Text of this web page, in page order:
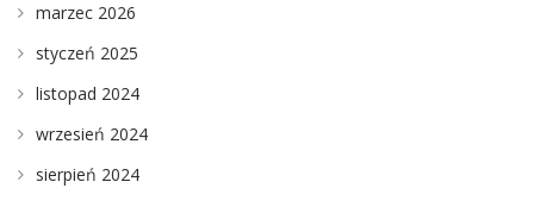
marzec 2026
styczeń 2025
listopad 2024
wrzesień 2024
sierpień 2024